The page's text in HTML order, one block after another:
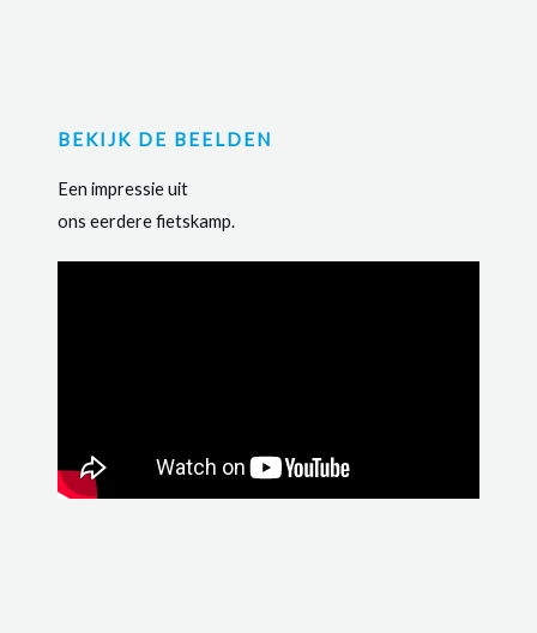
BEKIJK DE BEELDEN
Een impressie uit
ons eerdere fietskamp.